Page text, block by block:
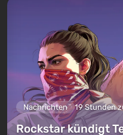
Nachrichten 19 Stunden
Rockstar kündigt